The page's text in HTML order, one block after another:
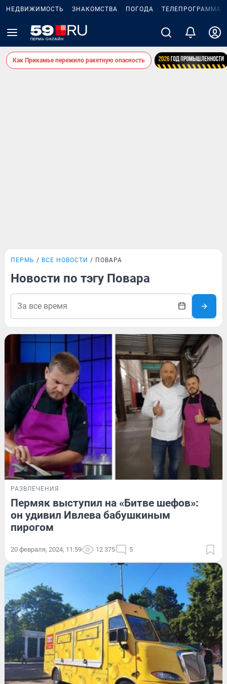
НЕДВИЖИМОСТЬ ЗНАКОМСТВА ПОГОДА ТЕЛЕПРОГРАММА
Как Прикамье пережило ракетную опасность
ПЕРМЬ ВСЕ НОВОСТИ ПОВАРА
Новости по тэгу Повара
РАЗВЛЕЧЕНИЯ
Пермяк выступил на «Битве шефов»:
он удивил Ивлева бабушкиным
пирогом
20 февраля, 2024, 11:59 12 375 5